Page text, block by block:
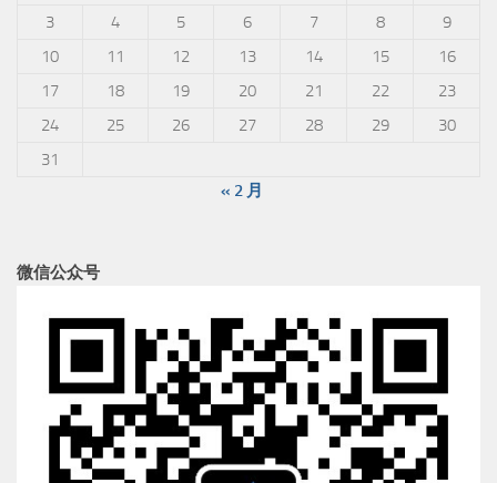
3
4 5 6 7 8
9
10
11 12 13 14 15
16
17
18 19 20 21 22
23
24
25 26 27 28 29
30
31
« 2 月
微信公众号